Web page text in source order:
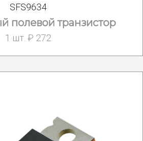
SFS9634
полевой транзистор
1 шт. ₽ 272